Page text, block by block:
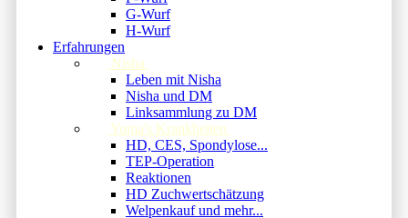
G-Wurf
H-Wurf
Erfahrungen
Nisha
Leben mit Nisha
Nisha und DM
Linksammlung zu DM
Yuma's Krankheiten
HD, CES, Spondylose...
TEP-Operation
Reaktionen
HD Zuchwertschätzung
Welpenkauf und mehr...